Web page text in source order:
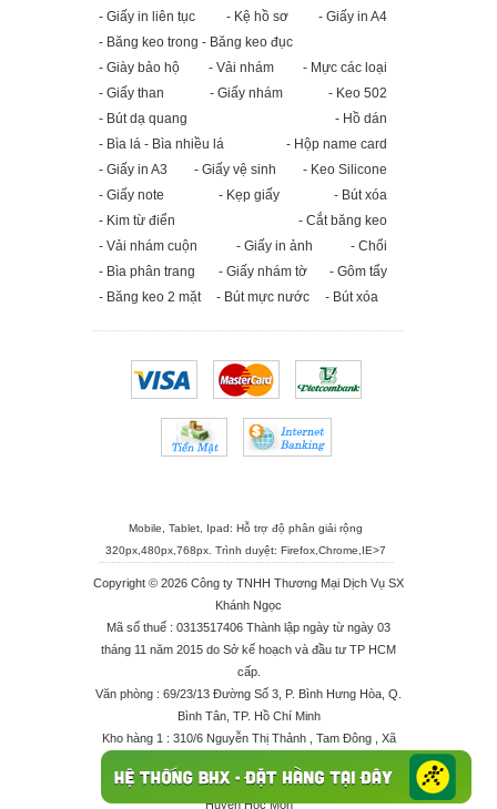
- Giấy in liên tục
- Kệ hồ sơ
- Giấy in A4
- Băng keo trong - Băng keo đục
- Giày bảo hộ
- Vải nhám
- Mực các loại
- Giấy than
- Giấy nhám
- Keo 502
- Bút dạ quang
- Hồ dán
- Bìa lá - Bìa nhiều lá
- Hộp name card
- Giấy in A3
- Giấy vệ sinh
- Keo Silicone
- Giấy note
- Kẹp giấy
- Bút xóa
- Kim từ điển
- Cắt băng keo
- Vải nhám cuộn
- Giấy in ảnh
- Chổi
- Bìa phân trang
- Giấy nhám tờ
- Gôm tẩy
- Băng keo 2 mặt
- Bút mực nước - Bút xóa
Mobile, Tablet, Ipad: Hỗ trợ độ phân giải rộng
320px,480px,768px. Trình duyệt: Firefox,Chrome,IE>7
Copyright © 2026 Công ty TNHH Thương Mại Dịch Vụ SX
Khánh Ngọc
Mã số thuế : 0313517406 Thành lập ngày từ ngày 03
tháng 11 năm 2015 do Sở kế hoạch và đầu tư TP HCM
cấp.
Văn phòng : 69/23/13 Đường Số 3, P. Bình Hưng Hòa, Q.
Bình Tân, TP. Hồ Chí Minh
Kho hàng 1 : 310/6 Nguyễn Thị Thảnh , Tam Đông , Xã
Kho hàng 2 : 68/2X Ấp Đông 1 , Xã Thới Tam Thôn ,
Huyện Hóc Môn